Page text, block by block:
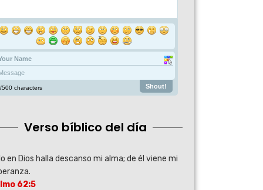
Verso bíblico del día
en Dios halla descanso mi alma; de él viene mi
62:5